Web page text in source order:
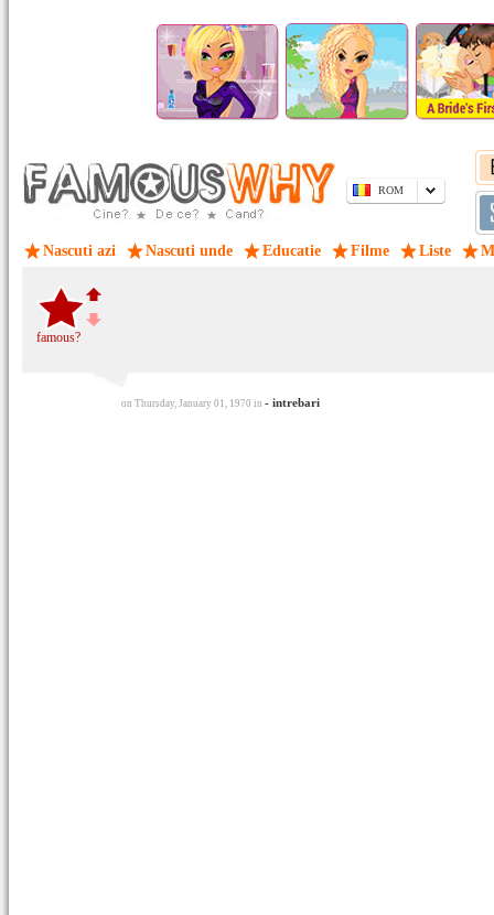
ROM
Nascuti azi Nascuti unde Educatie Filme Liste
famous?
on Thursday, January 01, 1970 in - intrebari